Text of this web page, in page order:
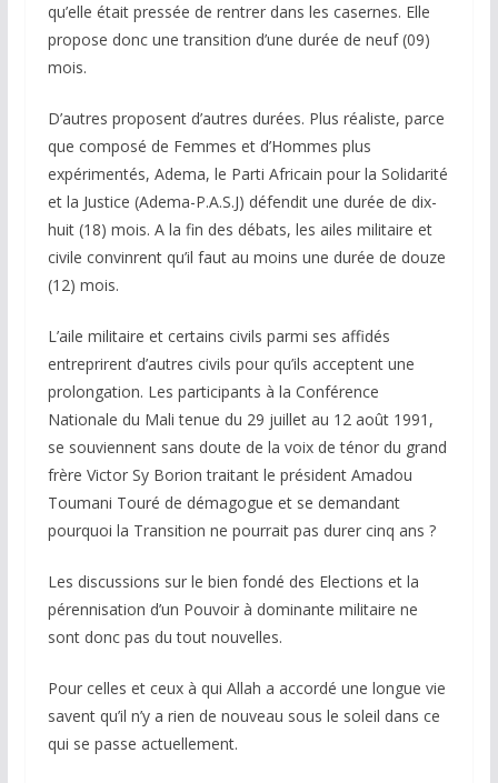
qu’elle était pressée de rentrer dans les casernes. Elle
propose donc une transition d’une durée de neuf (09)
mois.
D’autres proposent d’autres durées. Plus réaliste, parce
que composé de Femmes et d’Hommes plus
expérimentés, Adema, le Parti Africain pour la Solidarité
et la Justice (Adema-P.A.S.J) défendit une durée de dix-
huit (18) mois. A la fin des débats, les ailes militaire et
civile convinrent qu’il faut au moins une durée de douze
(12) mois.
L’aile militaire et certains civils parmi ses affidés
entreprirent d’autres civils pour qu’ils acceptent une
prolongation. Les participants à la Conférence
Nationale du Mali tenue du 29 juillet au 12 août 1991,
se souviennent sans doute de la voix de ténor du grand
frère Victor Sy Borion traitant le président Amadou
Toumani Touré de démagogue et se demandant
pourquoi la Transition ne pourrait pas durer cinq ans ?
Les discussions sur le bien fondé des Elections et la
pérennisation d’un Pouvoir à dominante militaire ne
sont donc pas du tout nouvelles.
Pour celles et ceux à qui Allah a accordé une longue vie
savent qu’il n’y a rien de nouveau sous le soleil dans ce
qui se passe actuellement.